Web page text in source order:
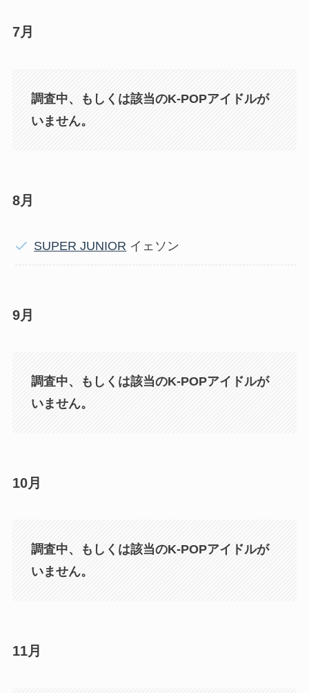
7月
調査中、もしくは該当のK-POPアイドルが
いません。
8月
SUPER JUNIOR イェソン
9月
調査中、もしくは該当のK-POPアイドルが
いません。
10月
調査中、もしくは該当のK-POPアイドルが
いません。
11月